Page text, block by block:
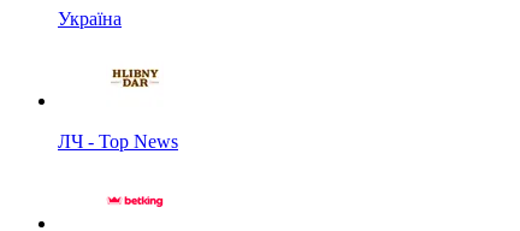
Україна
ЛЧ - Top News